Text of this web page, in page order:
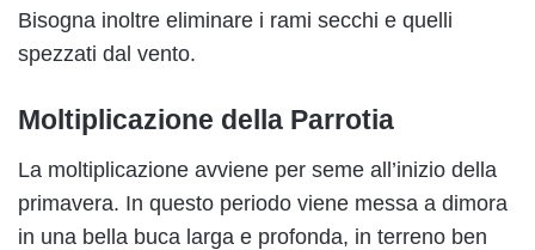
Bisogna inoltre eliminare i rami secchi e quelli
spezzati dal vento.
Moltiplicazione della Parrotia
La moltiplicazione avviene per seme all’inizio della
primavera. In questo periodo viene messa a dimora
in una bella buca larga e profonda, in terreno ben